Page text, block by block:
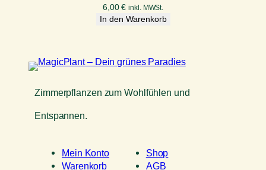
6,00€ inkl. MWSt.
In den Warenkorb
Zimmerpflanzen zum Wohlfühlen und
Entspannen.
Mein Konto
Warenkorb
Shop
AGB